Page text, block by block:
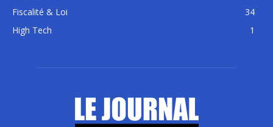
Fiscalité & Loi
34
High Tech
1